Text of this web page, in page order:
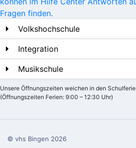
Fragen finden.
Volkshochschule
Integration
Musikschule
Unsere Öffnungszeiten weichen in den
(Öffnungszeiten Ferien: 9:00 – 12:30 Uhr)
© vhs Bingen 2026